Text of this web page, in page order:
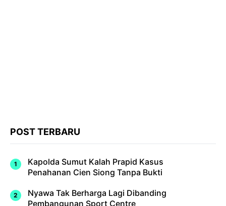
POST TERBARU
Kapolda Sumut Kalah Prapid Kasus
Penahanan Cien Siong Tanpa Bukti
Nyawa Tak Berharga Lagi Dibanding
Pembangunan Sport Centre